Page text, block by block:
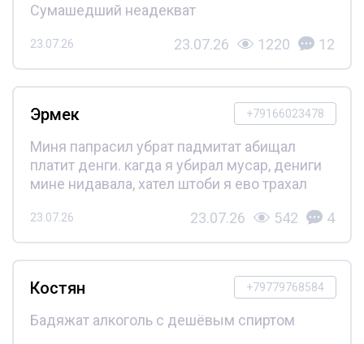
Сумашедший неадекват
23.07.26 23.07.26 1220 12
+79166023478
Эрмек
Миня папрасил убрат падмитат абищал
платит денги. кагда я убирал мусар, дениги
мине нидавала, хател штоби я ево трахал
23.07.26 23.07.26 542 4
+79779768584
Костян
Бадяжат алкоголь с дешёвым спиртом